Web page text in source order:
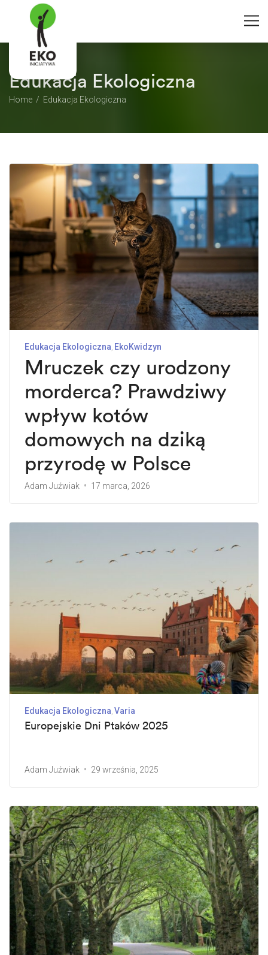
Edukacja Ekologiczna
Home Edukacja Ekologiczna
Edukacja Ekologiczna EkoKwidzyn
Mruczek czy urodzony
morderca? Prawdziwy
wpływ kotów
domowych na dziką
przyrodę w Polsce
Adam Juźwiak 17 marca, 2026
Edukacja Ekologiczna Varia
Europejskie Dni Ptaków 2025
Adam Juźwiak 29 września, 2025